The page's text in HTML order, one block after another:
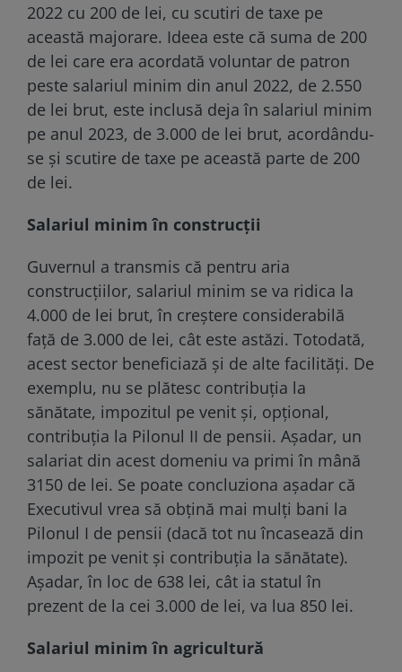
2022 cu 200 de lei, cu scutiri de taxe pe
această majorare. Ideea este că suma de 200
de lei care era acordată voluntar de patron
peste salariul minim din anul 2022, de 2.550
de lei brut, este inclusă deja în salariul minim
pe anul 2023, de 3.000 de lei brut, acordându-
se și scutire de taxe pe această parte de 200
de lei.
Salariul minim în construcţii
Guvernul a transmis că pentru aria
construcțiilor, salariul minim se va ridica la
4.000 de lei brut, în creștere considerabilă
față de 3.000 de lei, cât este astăzi. Totodată,
acest sector beneficiază și de alte facilități. De
exemplu, nu se plătesc contribuția la
sănătate, impozitul pe venit și, opțional,
contribuția la Pilonul II de pensii. Așadar, un
salariat din acest domeniu va primi în mână
3150 de lei. Se poate concluziona așadar că
Executivul vrea să obțină mai mulți bani la
Pilonul I de pensii (dacă tot nu încasează din
impozit pe venit și contribuția la sănătate).
Așadar, în loc de 638 lei, cât ia statul în
prezent de la cei 3.000 de lei, va lua 850 lei.
Salariul minim în agricultură